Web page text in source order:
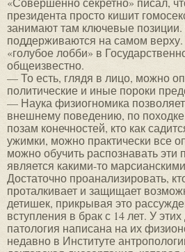
президента просто кишит
занимают там ключевые
поддерживаются на самом
«голубое лобби» в
общеизвестно.
— То есть, глядя в лицо, можно
политические и иные пороки
— Наука физиогномика
внешнему поведению, по
позам конечностей, кто как
ужимки, можно практически все
можно обучить распознавать эти
является какими-то
Достаточно проанализировать,
проталкивает и защищает
детишек, прикрывая это
вступления в брак с 14 лет. У
патология написана на их
недавно в Институте